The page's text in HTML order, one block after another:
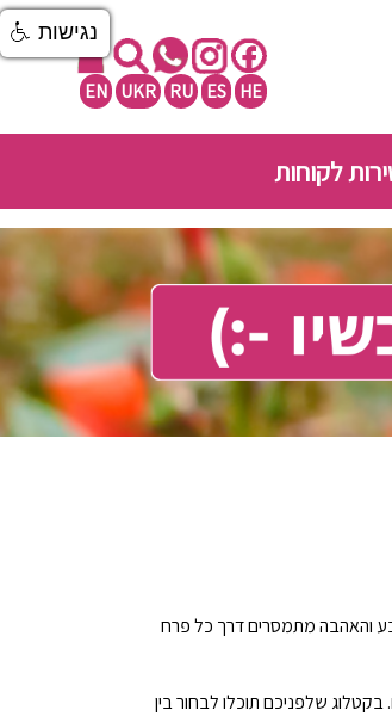
EN UKR RU ES HE
לקוחות
והאהבה מתמסרים דרך כל פרח
שלפניכם תוכלו לבחור בין
נגישות